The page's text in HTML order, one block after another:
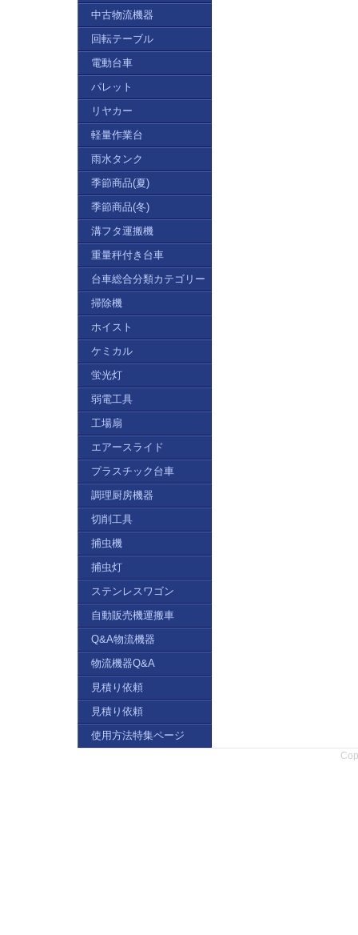
中古物流機器
回転テーブル
電動台車
パレット
リヤカー
軽量作業台
雨水タンク
季節商品(夏)
季節商品(冬)
溝フタ運搬機
重量秤付き台車
台車総合分類カテゴリー
掃除機
ホイスト
ケミカル
蛍光灯
弱電工具
工場扇
エアースライド
プラスチック台車
調理厨房機器
切削工具
捕虫機
捕虫灯
ステンレスワゴン
自動販売機運搬車
Q&A物流機器
物流機器Q&A
見積り依頼
見積り依頼
使用方法特集ページ